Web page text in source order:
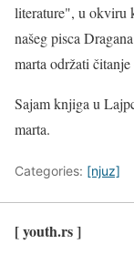
literature", u okviru
našeg pisca
marta održati
Sajam knjiga u
marta.
Categories: [njuz]
[ youth.rs ]